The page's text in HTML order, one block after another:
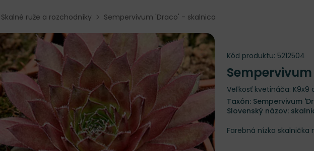
Skalné ruže a rozchodníky Sempervivum 'Draco' - skalnica
Kód produktu: 5212504
Veľkosť kvetináča: K9x9
Taxón: Sempervivum
Slovenský názov:
Farebná nízka